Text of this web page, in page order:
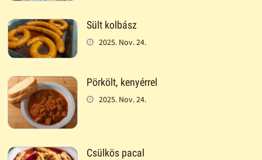
Sült kolbász
2025. Nov. 24.
Pörkölt, kenyérrel
2025. Nov. 24.
Csülkös pacal